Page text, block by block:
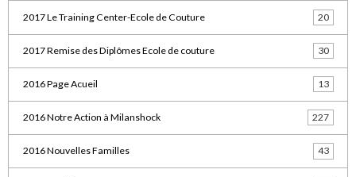
2017 Le Training Center-Ecole de Couture 20
2017 Remise des Diplômes Ecole de couture 30
2016 Page Acueil 13
2016 Notre Action à Milanshock 227
2016 Nouvelles Familles 43